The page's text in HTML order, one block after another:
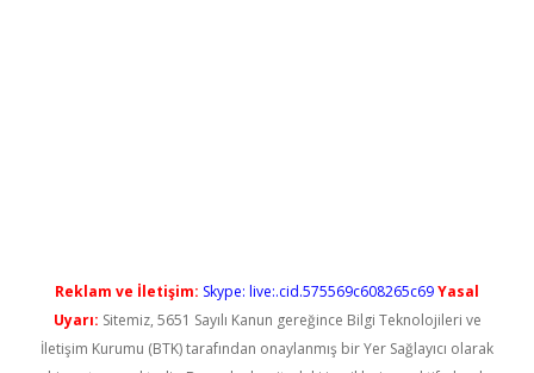
Reklam ve İletişim: Skype: live:.cid.575569c608265c69Yasal
Uyarı: Sitemiz, 5651 Sayılı Kanun gereğince Bilgi Teknolojileri ve
İletişim Kurumu (BTK) tarafından onaylanmış bir Yer Sağlayıcı olarak